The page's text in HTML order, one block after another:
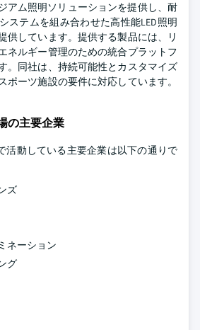
アム照明ソリューションを提供し、耐
ステムを組み合わせた高性能LED照明
供しています。提供する製品には、リ
ネルギー管理のための統合プラットフ
。同社は、持続可能性とカスタマイズ
ポーツ施設の要件に対応しています。
の主要企業
活動している主要企業は以下の通りで
ズ
ネーション
グ